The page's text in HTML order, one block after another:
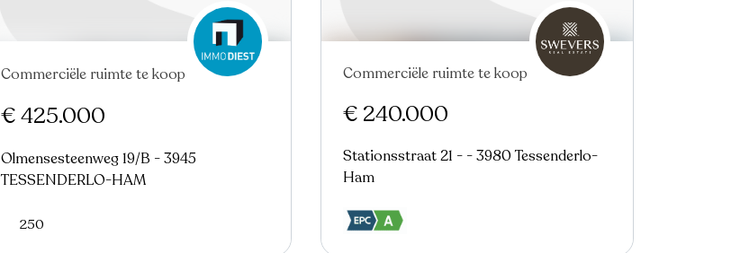
Virtual tour
Commerciële ruimte te koop
€ 425.000
Olmensesteenweg 19/B - 3945
TESSENDERLO-HAM
250
Commerciële ruimte te koop
€ 240.000
Stationsstraat 21 - - 3980 Tessenderlo-
Ham